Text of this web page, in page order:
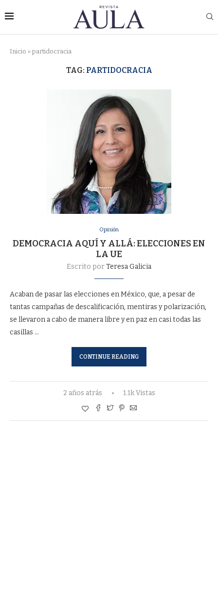
Inicio » partidocracia
TAG: PARTIDOCRACIA
Opinión
DEMOCRACIA AQUÍ Y ALLÁ: ELECCIONES EN
LA UE
Escrito porTeresa Galicia
Acaban de pasar las elecciones en México, que, a pesar de
tantas campañas de descalificación, mentiras y polarización,
se llevaron a cabo de manera libre y en paz en casi todas las
casillas …
CONTINUE READING
2 años atrás 1.1k Vistas